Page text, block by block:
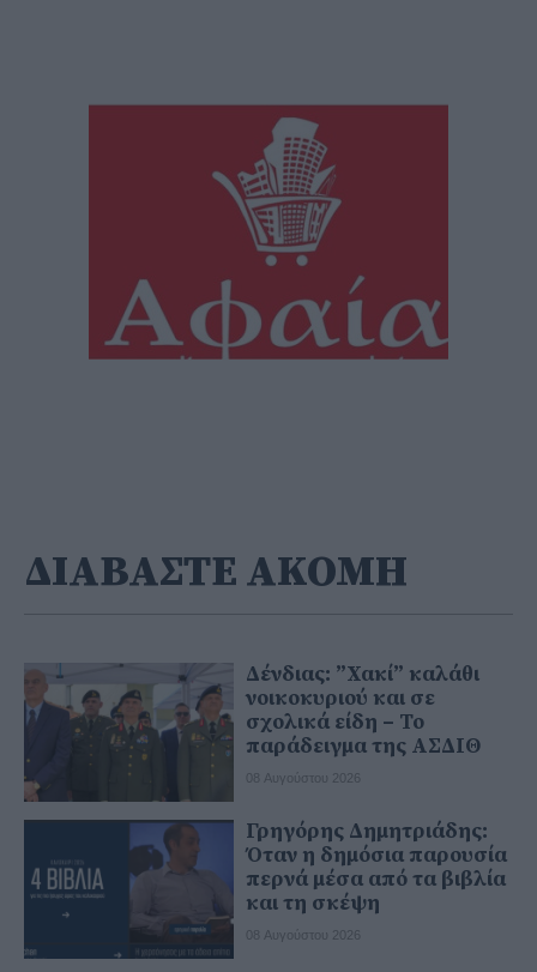
ΔΙΑΒΑΣΤΕ ΑΚΟΜΗ
Δένδιας: ”Χακί” καλάθι
νοικοκυριού και σε
σχολικά είδη – Το
παράδειγμα της ΑΣΔΙΘ
08 Αυγούστου 2026
Γρηγόρης Δημητριάδης:
Όταν η δημόσια παρουσία
περνά μέσα από τα βιβλία
και τη σκέψη
08 Αυγούστου 2026